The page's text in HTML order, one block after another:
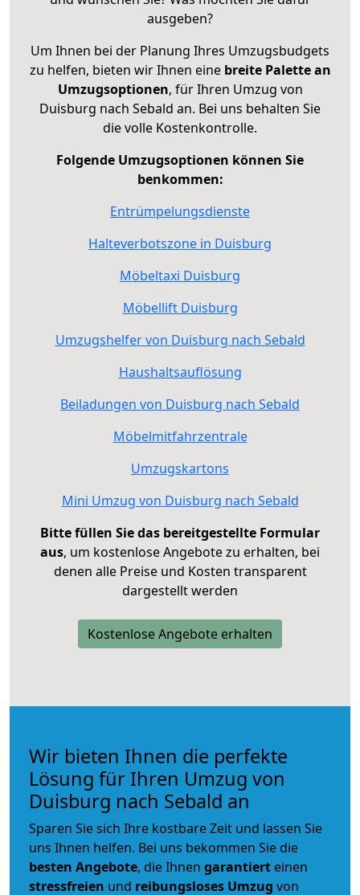
ausgeben?
Um Ihnen bei der Planung Ihres Umzugsbudgets
zu helfen, bieten wir Ihnen eine breite Palette an
Umzugsoptionen, für Ihren Umzug von
Duisburg nach Sebald an. Bei uns behalten Sie
die volle Kostenkontrolle.
Folgende Umzugsoptionen können Sie
benkommen:
Entrümpelungsdienste
Halteverbotszone in Duisburg
Möbeltaxi Duisburg
Möbellift Duisburg
Umzugshelfer von Duisburg nach Sebald
Haushaltsauflösung
Beiladungen von Duisburg nach Sebald
Möbelmitfahrzentrale
Umzugskartons
Mini Umzug von Duisburg nach Sebald
Bitte füllen Sie das bereitgestellte Formular
aus, um kostenlose Angebote zu erhalten, bei
denen alle Preise und Kosten transparent
dargestellt werden
Kostenlose Angebote erhalten
Wir bieten Ihnen die perfekte
Lösung für Ihren Umzug von
Duisburg nach Sebald an
Sparen Sie sich Ihre kostbare Zeit und lassen Sie
uns Ihnen helfen. Bei uns bekommen Sie die
besten Angebote, die Ihnen garantiert einen
stressfreien und reibungsloses Umzug von